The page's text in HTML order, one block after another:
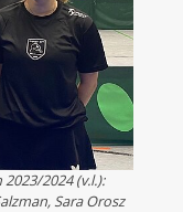
2024 (v.l.):
Sara Orosz